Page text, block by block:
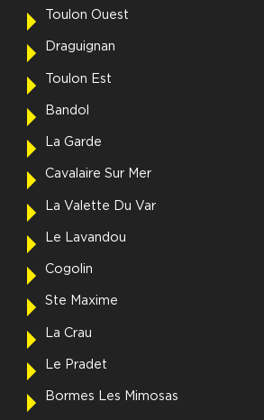
Toulon Ouest
Draguignan
Toulon Est
Bandol
La Garde
Cavalaire Sur Mer
La Valette Du Var
Le Lavandou
Cogolin
Ste Maxime
La Crau
Le Pradet
Bormes Les Mimosas